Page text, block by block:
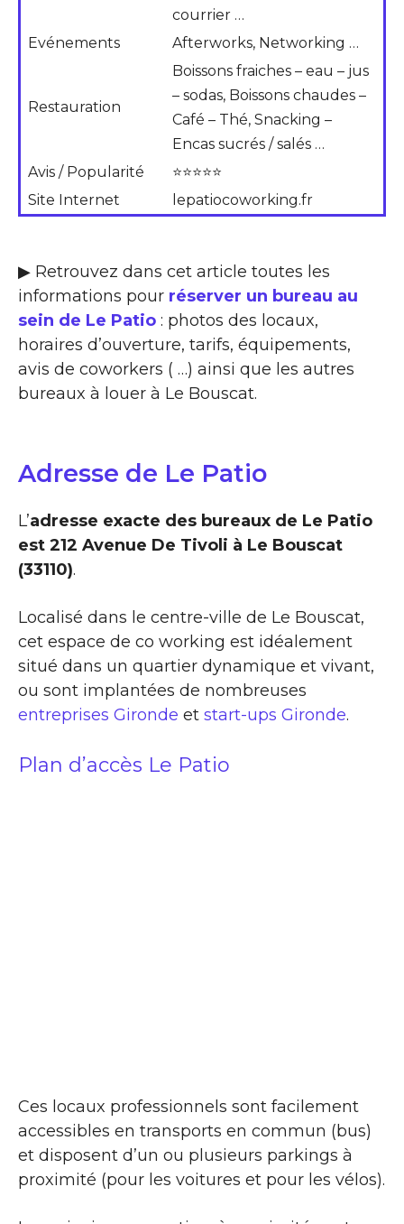
courrier …
Evénements
Afterworks, Networking …
Restauration
Boissons fraiches – eau – jus
– sodas, Boissons chaudes –
Café – Thé, Snacking –
Encas sucrés / salés …
Avis / Popularité
⭐⭐⭐⭐⭐
Site Internet
lepatiocoworking.fr
▶ Retrouvez dans cet article toutes les
informations pour réserver un bureau au
sein de Le Patio : photos des locaux,
horaires d’ouverture, tarifs, équipements,
avis de coworkers ( …) ainsi que les autres
bureaux à louer à Le Bouscat.
Adresse de Le Patio
L’adresse exacte des bureaux de Le Patio
est 212 Avenue De Tivoli à Le Bouscat
(33110).
Localisé dans le centre-ville de Le Bouscat,
cet espace de co working est idéalement
situé dans un quartier dynamique et vivant,
ou sont implantées de nombreuses
entreprises Gironde et start-ups Gironde.
Plan d’accès Le Patio
Ces locaux professionnels sont facilement
accessibles en transports en commun (bus)
et disposent d’un ou plusieurs parkings à
proximité (pour les voitures et pour les vélos).